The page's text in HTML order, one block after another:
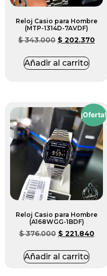
Reloj Casio para Hombre
(MTP-1314D-7AVDF)
$343.000 $ 202.370
Añadir al carrito
¡Oferta!
Reloj Casio para Hombre
(A168WGG-1BDF)
$376.000 $ 221.840
Añadir al carrito